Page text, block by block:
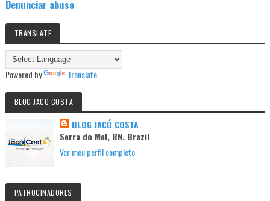
Denunciar abuso
TRANSLATE
Powered by Translate
BLOG JACO COSTA
BLOG JACÓ COSTA
Serra do Mel, RN, Brazil
Ver meu perfil completo
PATROCINADORES